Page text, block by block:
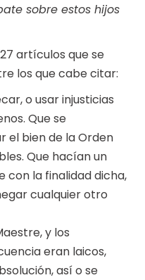
sobre estos hijos
artículos que se
los que cabe citar:
o usar injusticias
Que se
bien de la Orden
Que hacían un
con la finalidad dicha,
cualquier otro
y los
eran laicos,
así o se